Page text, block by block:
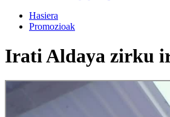
Hasiera
Promozioak
Irati Aldaya zirku